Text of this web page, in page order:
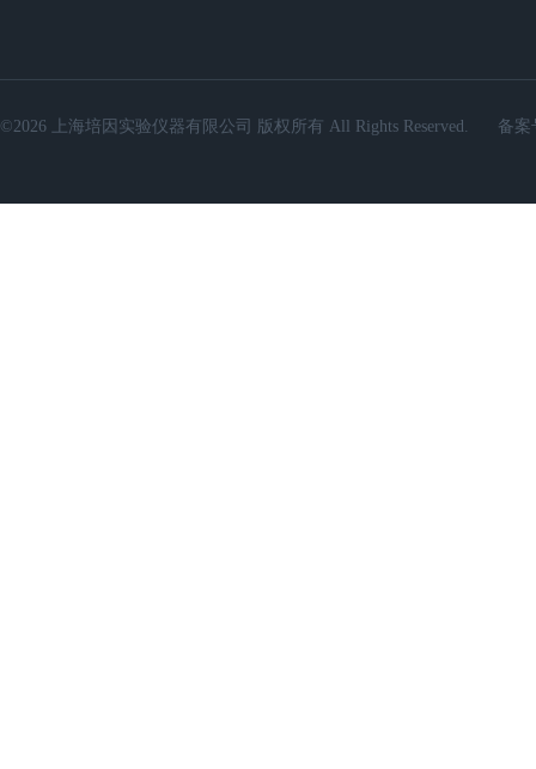
©2026 上海培因实验仪器有限公司 版权所有 All Rights Reserved. 备案